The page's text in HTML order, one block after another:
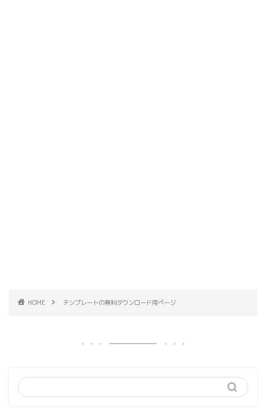
HOME テンプレートの無料ダウンロード用ページ